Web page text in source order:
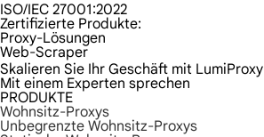
ISO/IEC 27001:2022
Zertifizierte Produkte:
Proxy-Lösungen
Web-Scraper
Skalieren Sie Ihr Geschäft mit LumiProxy
Mit einem Experten sprechen
PRODUKTE
Wohnsitz-Proxys
Unbegrenzte Wohnsitz-Proxys